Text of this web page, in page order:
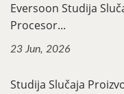
Eversoon Studija
Procesor...
23 Jun, 2026
Studija Slučaja